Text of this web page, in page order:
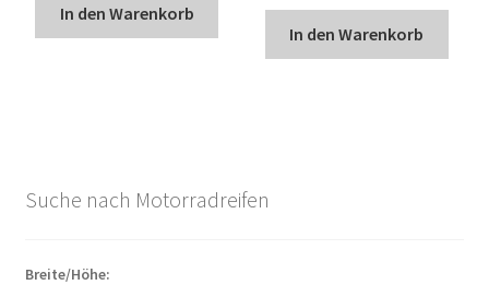
In den Warenkorb
In den Warenkorb
Suche nach Motorradreifen
Breite/Höhe: